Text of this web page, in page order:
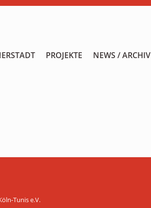
PROJEKTE NEWS / ARCHIV
Tunis e.V.
KALENDER